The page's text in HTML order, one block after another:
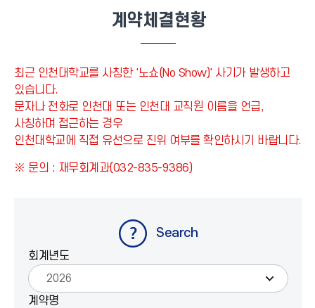
계약체결현황
최근 인천대학교를 사칭한 '노쇼(No Show)' 사기가 발생하고
있습니다.
문자나 전화로 인천대 또는 인천대 교직원 이름을 언급,
사칭하며 접근하는 경우
인천대학교에 직접 유선으로 진위 여부를 확인하시기 바랍니다.
※ 문의 : 재무회계과(032-835-9386)
Search
회계년도
계약명